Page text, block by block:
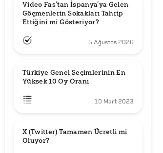
Video Fas’tan İspanya’ya Gelen
Göçmenlerin Sokakları Tahrip
Ettiğini mi Gösteriyor?
5 Ağustos 2026
Türkiye Genel Seçimlerinin En
Yüksek 10 Oy Oranı
10 Mart 2023
X (Twitter) Tamamen Ücretli mi
Oluyor?